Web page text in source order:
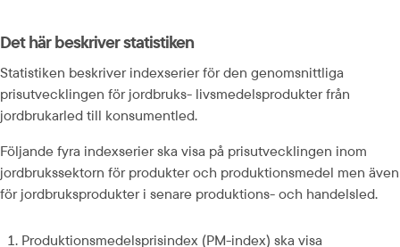
Det här beskriver statistiken
Statistiken beskriver indexserier för den genomsnittliga
prisutvecklingen för jordbruks- livsmedelsprodukter från
jordbrukarled till konsumentled.
Följande fyra indexserier ska visa på prisutvecklingen inom
jordbrukssektorn för produkter och produktionsmedel men även
för jordbruksprodukter i senare produktions- och handelsled.
Produktionsmedelsprisindex (PM-index) ska visa